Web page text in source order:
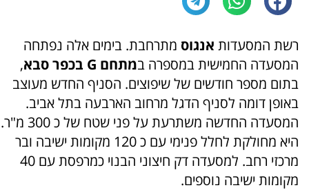
רשת המסעדות אנגוס מתרחבת. בימים אלה נפתחה
המסעדה החמישית במספרה במתחם G בכפר סבא
,
בתום מספר חודשים של שיפוצים. הסניף החדש מעוצב
באופן דומה לסניף הדגל מרחוב הארבעה בתל אביב.
המסעדה החדשה משתרעת על פני שטח של כ 300 מ"ר.
היא מחולקת לחלל פנימי עם כ 120 מקומות ישיבה ובר
מרכזי רחב. למסעדה דק חיצוני הבנוי כמרפסת עם 40
מקומות ישיבה נוספים.